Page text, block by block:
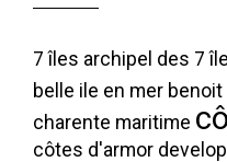
7 îles archipel des 7
belle ile en mer benoit
charente maritime
côtes d'armor